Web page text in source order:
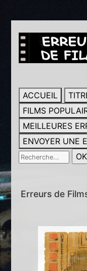
ACCUEIL
FILMS
MEILLEURES
ENVOYER UNE
Erreurs de